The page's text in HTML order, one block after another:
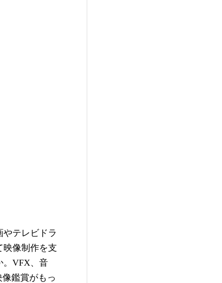
テレビドラ
映像制作を支
。VFX、音
鑑賞がもっ